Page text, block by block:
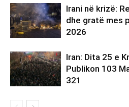
Irani në krizë:
dhe gratë mes
2026
Iran: Dita 25 e
Publikon 103
321